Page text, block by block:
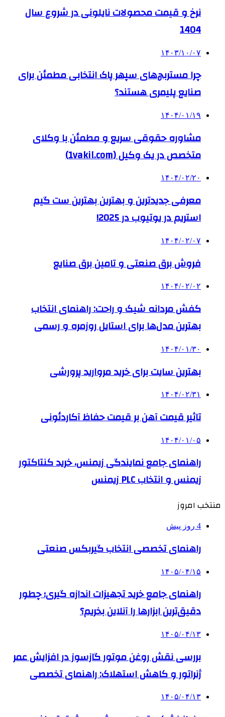
نرخ و قیمت محصولات نایلونی در شروع سال
1404
۱۴۰۳/۱۰/۰۷
چرا مستربچ‌های سپهر پاک انتخابی مطمئن برای
صنایع پلیمری هستند؟
۱۴۰۴/۰۱/۱۹
مشاوره حقوقی سریع و مطمئن با وکلای
متخصص در یک وکیل (1vakil.com)
۱۴۰۴/۰۲/۲۰
معرفی جدیدترین و بهترین بهترین ست گیم
استریم در یوتیوب در 2025!
۱۴۰۴/۰۲/۰۷
فروش برق صنعتی و تامین برق صنایع
۱۴۰۴/۰۲/۰۲
کفش مردانه شیک و راحت: راهنمای انتخاب
بهترین مدل‌ها برای استایل روزمره و رسمی
۱۴۰۴/۰۱/۳۰
بهترین سایت برای خرید مروارید پرورشی
۱۴۰۴/۰۲/۳۱
تاثیر قیمت آهن بر قیمت حفاظ آکاردئونی
۱۴۰۴/۰۱/۰۵
راهنمای جامع نمایندگی زیمنس، خرید کنتاکتور
زیمنس و انتخاب PLC زیمنس
منتخب امروز
4 روز پیش
راهنمای تخصصی انتخاب گیربکس صنعتی
۱۴۰۵/۰۴/۱۵
راهنمای جامع خرید تجهیزات اندازه گیری؛ چطور
دقیق‌ترین ابزارها را آنلاین بخریم؟
۱۴۰۵/۰۴/۱۳
بررسی نقش روغن موتور گازسوز در افزایش عمر
ژنراتور و کاهش استهلاک: راهنمای تخصصی
۱۴۰۵/۰۴/۱۳